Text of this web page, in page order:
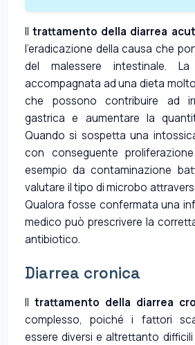
Iltrattamento della diarrea
l'eradicazione della causa che
del malessere intestinale.
accompagnata ad una dieta
che possono contribuire ad
gastrica e aumentare la
Quando si sospetta una
con conseguente
esempio da contaminazione
valutare il tipo di microbo
Qualora fosse confermata una
medico può prescrivere la
antibiotico.
Diarrea cronica
Il trattamento della diarrea
complesso, poiché i fattori
essere diversi e altrettanto